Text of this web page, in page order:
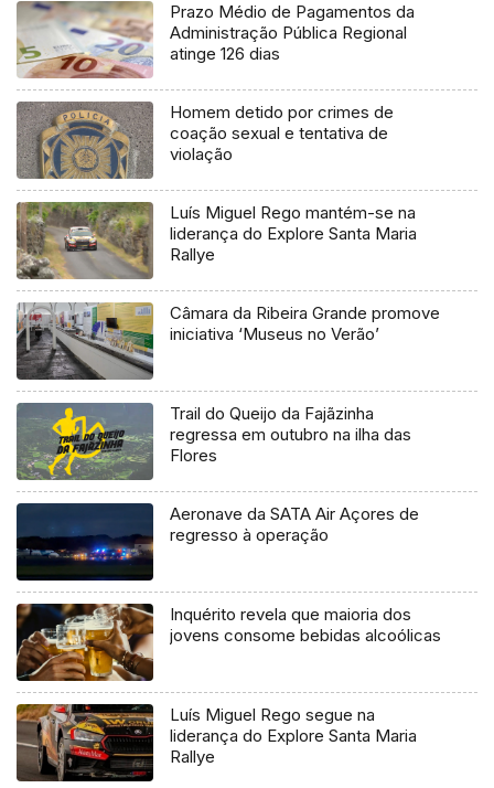
Prazo Médio de Pagamentos da
Administração Pública Regional
atinge 126 dias
Homem detido por crimes de
coação sexual e tentativa de
violação
Luís Miguel Rego mantém-se na
liderança do Explore Santa Maria
Rallye
Câmara da Ribeira Grande promove
iniciativa ‘Museus no Verão’
Trail do Queijo da Fajãzinha
regressa em outubro na ilha das
Flores
Aeronave da SATA Air Açores de
regresso à operação
Inquérito revela que maioria dos
jovens consome bebidas alcoólicas
Luís Miguel Rego segue na
liderança do Explore Santa Maria
Rallye